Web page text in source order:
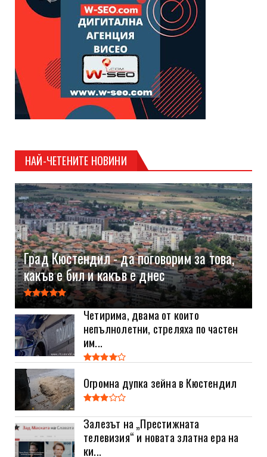
НАЙ-ЧЕТЕНИТЕ НОВИНИ
Град Кюстендил - да поговорим за това,
какъв е бил и какъв е днес
Четирима, двама от които
непълнолетни, стреляха по частен
им...
Огромна дупка зейна в Кюстендил
Залезът на „Престижната
телевизия“ и новата златна ера на
ки...